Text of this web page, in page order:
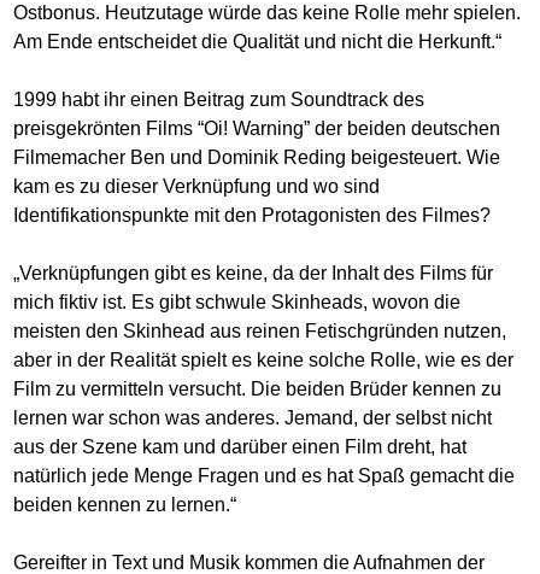
Ostbonus. Heutzutage würde das keine Rolle mehr spielen.
Am Ende entscheidet die Qualität und nicht die Herkunft.“
1999 habt ihr einen Beitrag zum Soundtrack des
preisgekrönten Films “Oi! Warning” der beiden deutschen
Filmemacher Ben und Dominik Reding beigesteuert. Wie
kam es zu dieser Verknüpfung und wo sind
Identifikationspunkte mit den Protagonisten des Filmes?
„Verknüpfungen gibt es keine, da der Inhalt des Films für
mich fiktiv ist. Es gibt schwule Skinheads, wovon die
meisten den Skinhead aus reinen Fetischgründen nutzen,
aber in der Realität spielt es keine solche Rolle, wie es der
Film zu vermitteln versucht. Die beiden Brüder kennen zu
lernen war schon was anderes. Jemand, der selbst nicht
aus der Szene kam und darüber einen Film dreht, hat
natürlich jede Menge Fragen und es hat Spaß gemacht die
beiden kennen zu lernen.“
Gereifter in Text und Musik kommen die Aufnahmen der